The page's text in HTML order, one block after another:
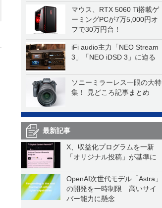
マウス、RTX 5060 Ti搭載ゲ
ーミングPCが7万5,000円オ
フで30万円台！
iFi audio主力「NEO Stream
3」「NEO iDSD 3」に迫る
ソニーミラーレス一眼の大特
集！ 見どころ記事まとめ
最新記事
X、収益化プログラムを一新
「オリジナル投稿」が基準に
OpenAI次世代モデル「Astra」
の開発を一時制限 高いサイ
バー能力に懸念